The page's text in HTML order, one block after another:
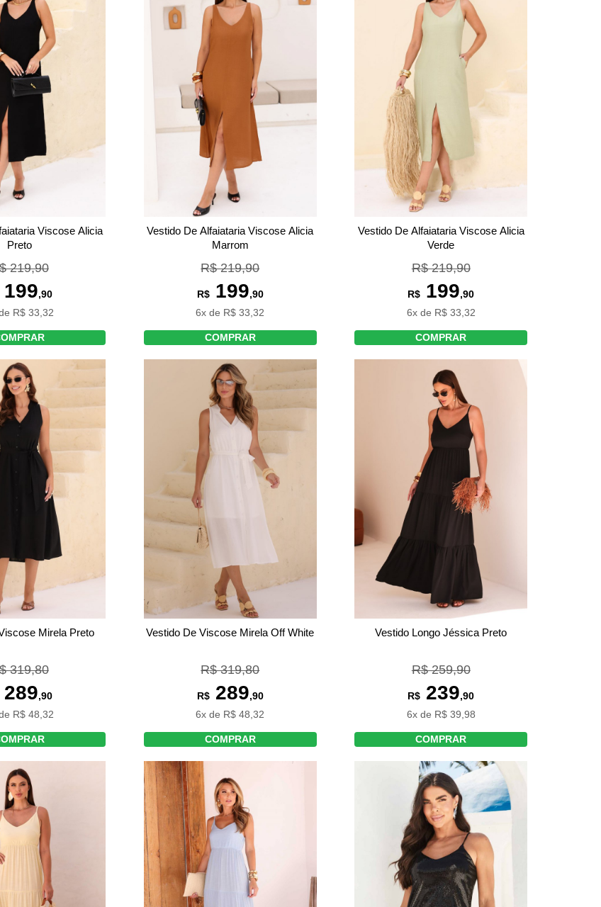
Viscose Alicia
Preto
219,90
199,90
R$ 33,32
Vestido De Alfaiataria Viscose Alicia
Marrom
R$ 219,90
R$199,90
6x de R$ 33,32
COMPRAR
Vestido De Alfaiataria Viscose Alicia
Verde
R$ 219,90
R$ 199,90
6x de R$ 33,32
COMPRAR
Mirela Preto
319,80
289,90
R$ 48,32
Vestido De Viscose Mirela Off White
R$ 319,80
R$289,90
6x de R$ 48,32
COMPRAR
Vestido Longo Jéssica Preto
R$ 259,90
R$ 239,90
6x de R$ 39,98
COMPRAR